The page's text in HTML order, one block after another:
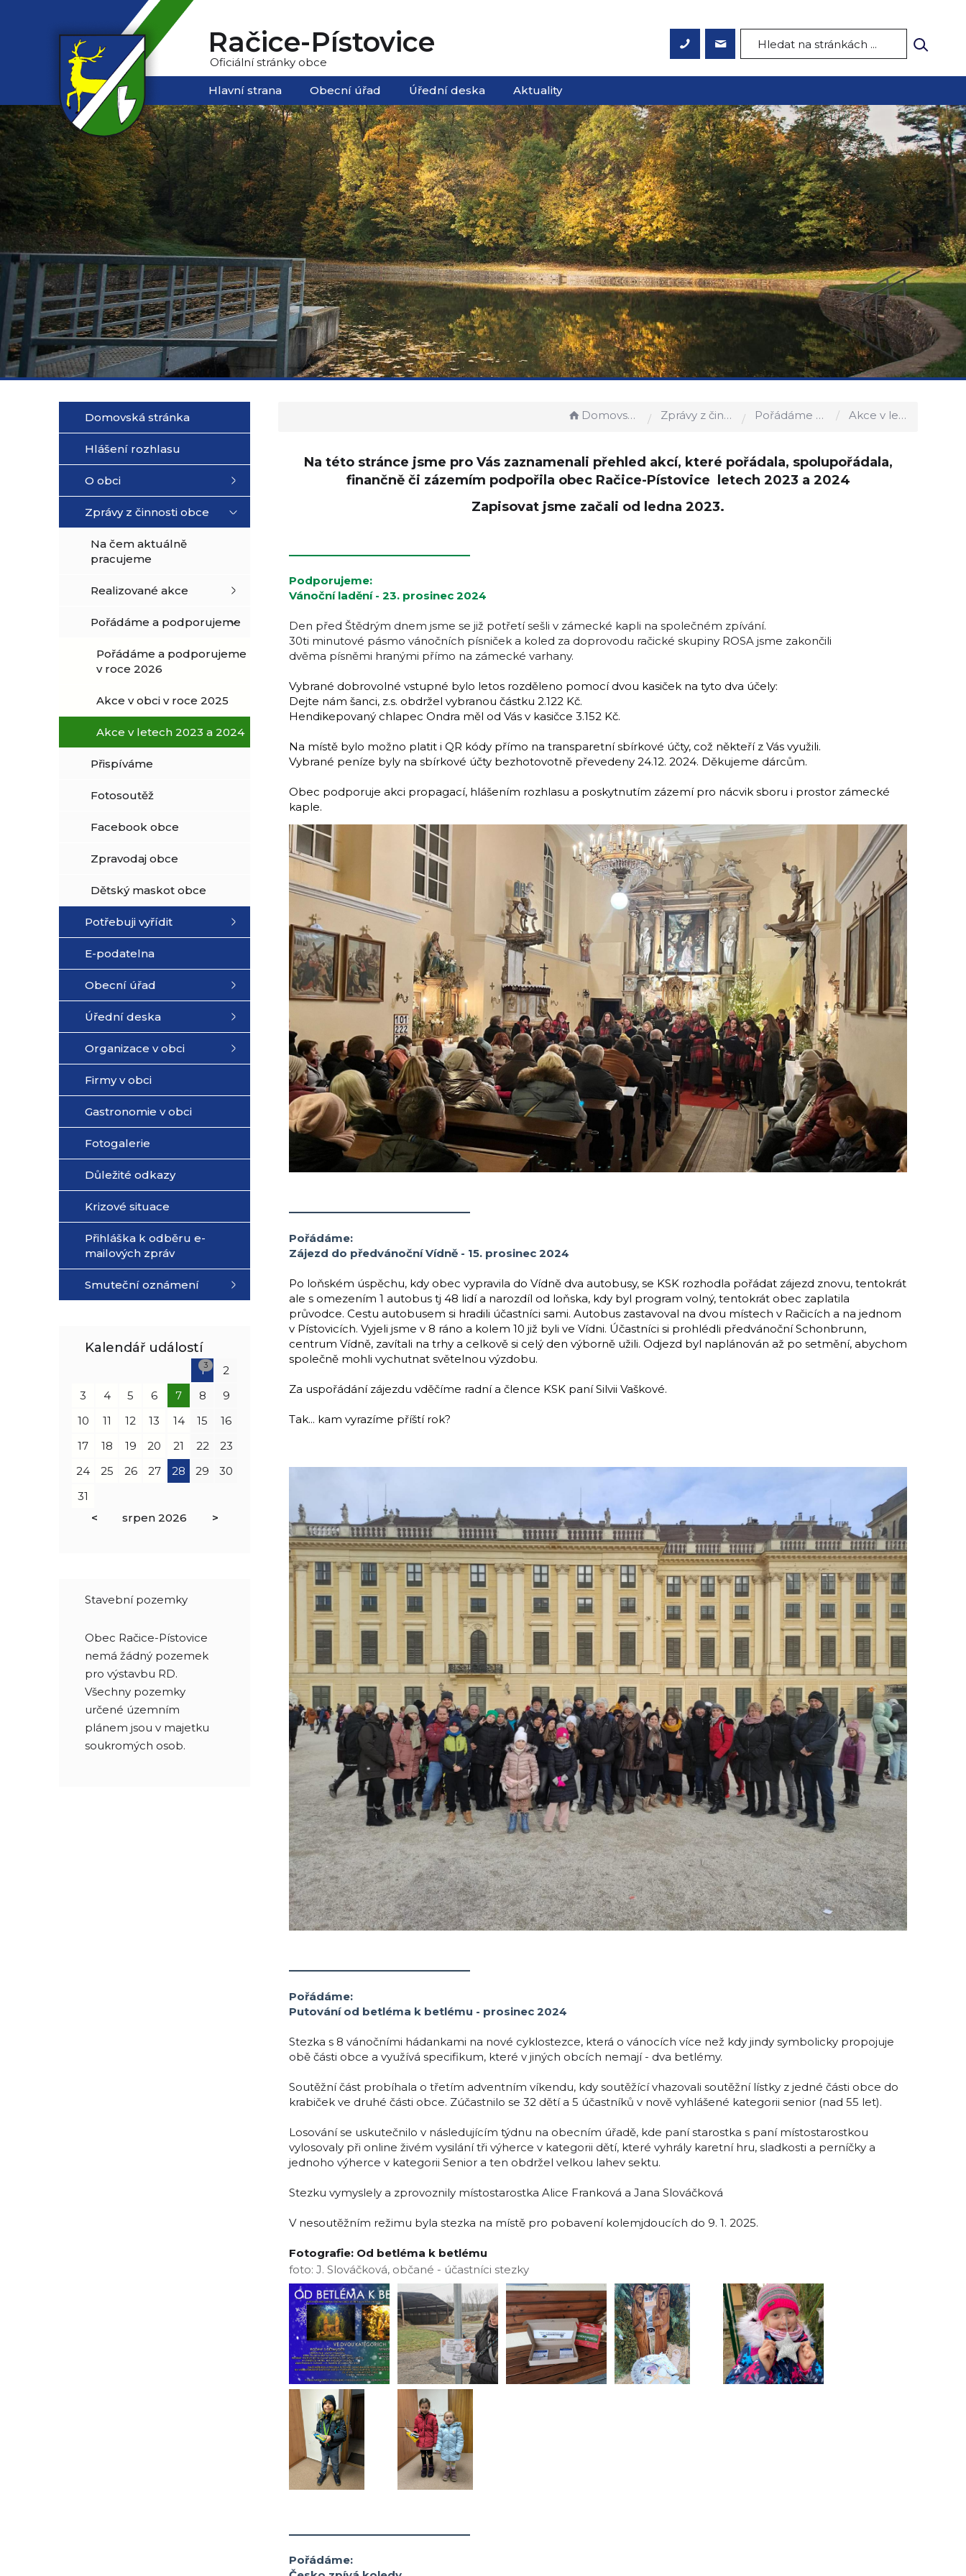
Račice-Pístovice
Oficiální stránky obce
Hlavní strana Obecní úřad Úřední deska Aktuality
Domovská stránka
Hlášení rozhlasu
O obci
Zprávy z činnosti obce
Na čem aktuálně
pracujeme
Realizované akce
Pořádáme a podporujeme
Pořádáme a podporujeme
v roce 2026
Akce v obci v roce 2025
Akce v letech 2023 a 2024
Přispíváme
Fotosoutěž
Facebook obce
Zpravodaj obce
Dětský maskot obce
Potřebuji vyřídit
E-podatelna
Obecní úřad
Úřední deska
Organizace v obci
Firmy v obci
Gastronomie v obci
Fotogalerie
Důležité odkazy
Krizové situace
Přihláška k odběru e-
mailových zpráv
Smuteční oznámení
Kalendář událostí
13
2
3
4 5 6 7 8
9
10
11 12 13 14 15
16
17
18 19 20 21 22
23
24
25 26 27 28 29
30
31
<
srpen 2026 >
Stavební pozemky
Obec Račice-Pístovice
nemá žádný pozemek
pro výstavbu RD.
Všechny pozemky
určené územním
plánem jsou v majetku
soukromých osob.
Domovská stránka Zprávy z činnosti obce Pořádáme a podporujeme Akce v letech 2023 a 2024
Na této stránce jsme pro Vás zaznamenali přehled akcí, které pořádala, spolupořádala,
finančně či zázemím podpořila obec Račice-Pístovice letech 2023 a 2024
Zapisovat jsme začali od ledna 2023.
Podporujeme:
Vánoční ladění - 23. prosinec 2024
Den před Štědrým dnem jsme se již potřetí sešli v zámecké kapli na společném zpívání.
30ti minutové pásmo vánočních písniček a koled za doprovodu račické skupiny ROSA jsme zakončili
dvěma písněmi hranými přímo na zámecké varhany.
Vybrané dobrovolné vstupné bylo letos rozděleno pomocí dvou kasiček na tyto dva účely:
Dejte nám šanci, z.s. obdržel vybranou částku 2.122 Kč.
Hendikepovaný chlapec Ondra měl od Vás v kasičce 3.152 Kč.
Na místě bylo možno platit i QR kódy přímo na transparetní sbírkové účty, což někteří z Vás využili.
Vybrané peníze byly na sbírkové účty bezhotovotně převedeny 24.12. 2024. Děkujeme dárcům.
Obec podporuje akci propagací, hlášením rozhlasu a poskytnutím zázemí pro nácvik sboru i prostor zámecké
kaple.
_____________________
Pořádáme:
Zájezd do předvánoční Vídně - 15. prosinec 2024
Po loňském úspěchu, kdy obec vypravila do Vídně dva autobusy, se KSK rozhodla pořádat zájezd znovu, tentokrát
ale s omezením 1 autobus tj 48 lidí a narozdíl od loňska, kdy byl program volný, tentokrát obec zaplatila
průvodce. Cestu autobusem si hradili účastníci sami. Autobus zastavoval na dvou místech v Račicích a na jednom
v Pístovicích. Vyjeli jsme v 8 ráno a kolem 10 již byli ve Vídni. Účastníci si prohlédli předvánoční Schonbrunn,
centrum Vídně, zavítali na trhy a celkově si celý den výborně užili. Odjezd byl naplánován až po setmění, abychom
společně mohli vychutnat světelnou výzdobu.
Za uspořádání zájezdu vděčíme radní a člence KSK paní Silvii Vaškové.
Tak... kam vyrazíme příští rok?
_____________________
Pořádáme:
Putování od betléma k betlému - prosinec 2024
Stezka s 8 vánočními hádankami na nové cyklostezce, která o vánocích více než kdy jindy symbolicky propojuje
obě části obce a využívá specifikum, které v jiných obcích nemají - dva betlémy.
Soutěžní část probíhala o třetím adventním víkendu, kdy soutěžící vhazovali soutěžní lístky z jedné části obce do
krabiček ve druhé části obce. Zúčastnilo se 32 dětí a 5 účastníků v nově vyhlášené kategorii senior (nad 55 let).
Losování se uskutečnilo v následujícím týdnu na obecním úřadě, kde paní starostka s paní místostarostkou
vylosovaly při online živém vysilání tři výherce v kategorii dětí, které vyhrály karetní hru, sladkosti a perníčky a
jednoho výherce v kategorii Senior a ten obdržel velkou lahev sektu.
Stezku vymyslely a zprovoznily místostarostka Alice Franková a Jana Slováčková
V nesoutěžním režimu byla stezka na místě pro pobavení kolemjdoucích do 9. 1. 2025.
Fotografie: Od betléma k betlému
foto: J. Slováčková, občané - účastníci stezky
Pořádáme: